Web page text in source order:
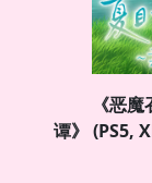
《恶
谭》 (PS5,